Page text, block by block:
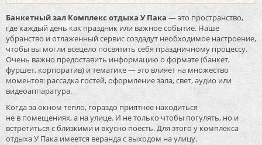
Банкетный зал Комплекс отдыха У Пака — это пространство,
где каждый день как праздник или важное событие. Наше
убранство и отлаженный сервис создадут необходимое настроение,
чтобы вы могли всецело посвятить себя праздничному процессу.
Очень важно предоставить информацию о формате (банкет,
фуршет, корпоратив) и тематике — это влияет на множество
моментов: рассадка гостей, оформление зала, свет, аудио или
видеоаппаратура.
Когда за окном тепло, гораздо приятнее находиться
не в помещениях, а на улице. И не только чтобы погулять, но и
встретиться с близкими и вкусно поесть. Для этого у комплекса
отдыха У Пака имеется веранда с выходом на улицу.